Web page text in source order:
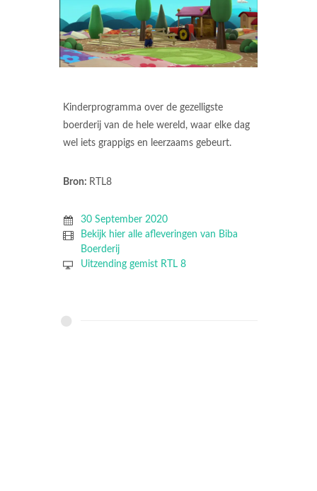
Kinderprogramma over de gezelligste
boerderij van de hele wereld, waar elke dag
wel iets grappigs en leerzaams gebeurt.
Bron: RTL8
30 September 2020
Bekijk hier alle afleveringen van Biba
Boerderij
Uitzending gemist RTL 8